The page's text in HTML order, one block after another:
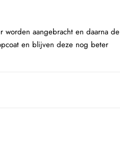
aangebracht en daarna de
en blijven deze nog beter